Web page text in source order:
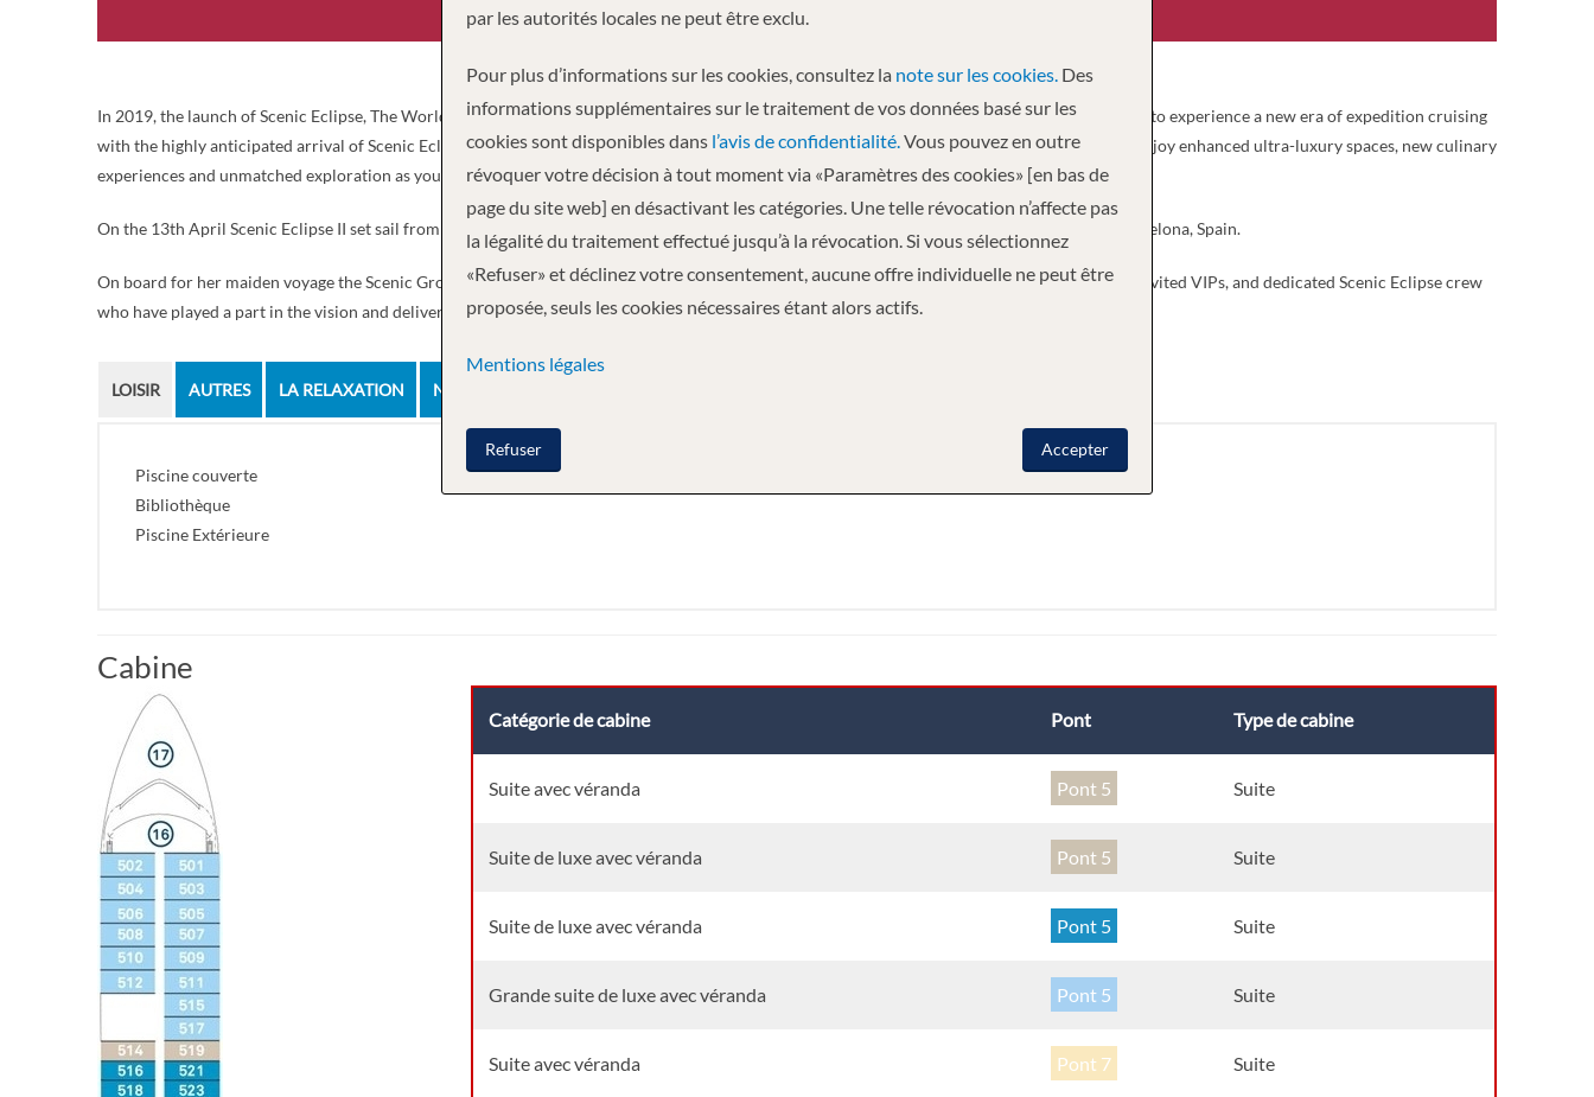
In 2019, the launch of Scenic Eclipse, The World’s First Discovery Yachts™, set the benchmark in ultra-luxury ocean cruising. Now, we invite you to experience a new era of expedition cruising
with the highly anticipated arrival of Scenic Eclipse II. Combining innovative design and state-of-the-art technology with unrivalled discovery. Enjoy enhanced ultra-luxury spaces, new culinary
experiences and unmatched exploration as you soar above by helicopter^.
On the 13th April Scenic Eclipse II set sail from Lisbon, Portugal, on her inaugural voyage, the 12-day Incredible Iberian Discovery cruise to Barcelona, Spain.
On board for her maiden voyage the Scenic Group Chairman and founder Glen Moroney and his wife, Karen Moroney, joined our loyal guests, invited VIPs, and dedicated Scenic Eclipse crew
who have played a part in the vision and delivery of this much-anticipated state-of-the-art Discovery Yacht.
LOISIR AUTRES LA RELAXATION NOURRITURE ET BOISSON
Piscine couverte
Bibliothèque
Piscine Extérieure
Cabine
Catégorie de cabine Pont Type de cabine
Suite avec véranda Pont 5 Suite
Suite de luxe avec véranda Pont 5 Suite
Suite de luxe avec véranda Pont 5 Suite
Grande suite de luxe avec véranda Pont 5 Suite
Suite avec véranda Pont 7 Suite
par les autorités locales ne peut être exclu.
Pour plus d’informations sur les cookies, consultez la note sur les cookies. Des
informations supplémentaires sur le traitement de vos données basé sur les
cookies sont disponibles dans l’avis de confidentialité.Vous pouvez en outre
révoquer votre décision à tout moment via «Paramètres des cookies» [en bas de
page du site web] en désactivant les catégories. Une telle révocation n’affecte pas
la légalité du traitement effectué jusqu’à la révocation. Si vous sélectionnez
«Refuser» et déclinez votre consentement, aucune offre individuelle ne peut être
proposée, seuls les cookies nécessaires étant alors actifs.
Mentions légales
Accepter
Refuser